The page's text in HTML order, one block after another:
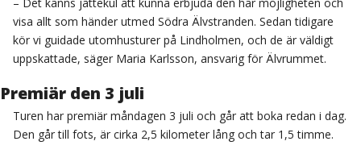
visa allt som händer utmed Södra Älvstranden. Sedan tidigare
kör vi guidade utomhusturer på Lindholmen, och de är väldigt
uppskattade, säger Maria Karlsson, ansvarig för Älvrummet.
Premiär den 3 juli
Turen har premiär måndagen 3 juli och går att boka redan i dag.
Den går till fots, är cirka 2,5 kilometer lång och tar 1,5 timme.